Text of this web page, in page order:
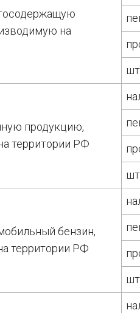
на
продукцию,
территории РФ
бензин,
территории РФ